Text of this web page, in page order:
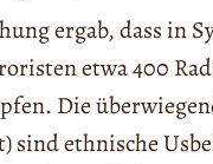
ergab, dass in
etwa 400
Die
sind ethnische